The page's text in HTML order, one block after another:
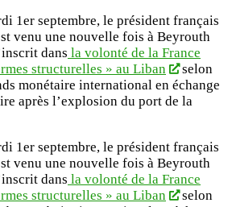
1er septembre, le président français
venu une nouvelle fois à Beyrouth
dans la volonté de la France
structurelles » au Liban
selon
monétaire international en échange
après l’explosion du port de la
1er septembre, le président français
venu une nouvelle fois à Beyrouth
dans la volonté de la France
structurelles » au Liban
selon